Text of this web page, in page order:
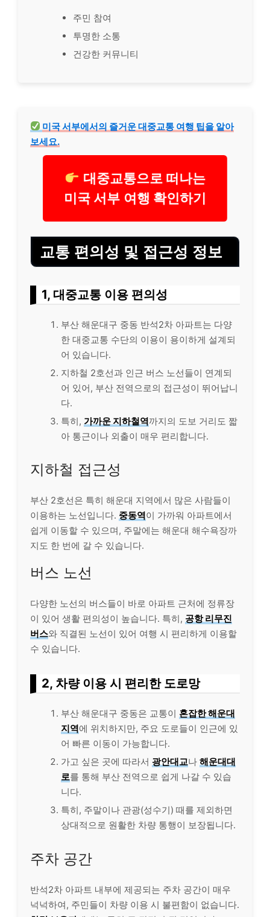
주민 참여
투명한 소통
건강한 커뮤니티
미국 서부에서의 즐거운 대중교통 여행 팁을 알아
보세요.
대중교통으로 떠나는
미국 서부 여행 확인하기
교통 편의성 및 접근성 정보
1, 대중교통 이용 편의성
부산 해운대구 중동 반석2차 아파트는 다양
한 대중교통 수단의 이용이 용이하게 설계되
어 있습니다.
지하철 2호선과 인근 버스 노선들이 연계되
어 있어, 부산 전역으로의 접근성이 뛰어납니
다.
특히, 가까운 지하철역까지의 도보 거리도 짧
아 통근이나 외출이 매우 편리합니다.
지하철 접근성
부산 2호선은 특히 해운대 지역에서 많은 사람들이
이용하는 노선입니다. 중동역이 가까워 아파트에서
쉽게 이동할 수 있으며, 주말에는 해운대 해수욕장까
지도 한 번에 갈 수 있습니다.
버스 노선
다양한 노선의 버스들이 바로 아파트 근처에 정류장
이 있어 생활 편의성이 높습니다. 특히, 공항 리무진
버스와 직결된 노선이 있어 여행 시 편리하게 이용할
수 있습니다.
2, 차량 이용 시 편리한 도로망
부산 해운대구 중동은 교통이 혼잡한 해운대
지역에 위치하지만, 주요 도로들이 인근에 있
어 빠른 이동이 가능합니다.
가고 싶은 곳에 따라서 광안대교나 해운대대
로를 통해 부산 전역으로 쉽게 나갈 수 있습
니다.
특히, 주말이나 관광(성수기) 때를 제외하면
상대적으로 원활한 차량 통행이 보장됩니다.
주차 공간
반석2차 아파트 내부에 제공되는 주차 공간이 매우
넉넉하여, 주민들이 차량 이용 시 불편함이 없습니다.